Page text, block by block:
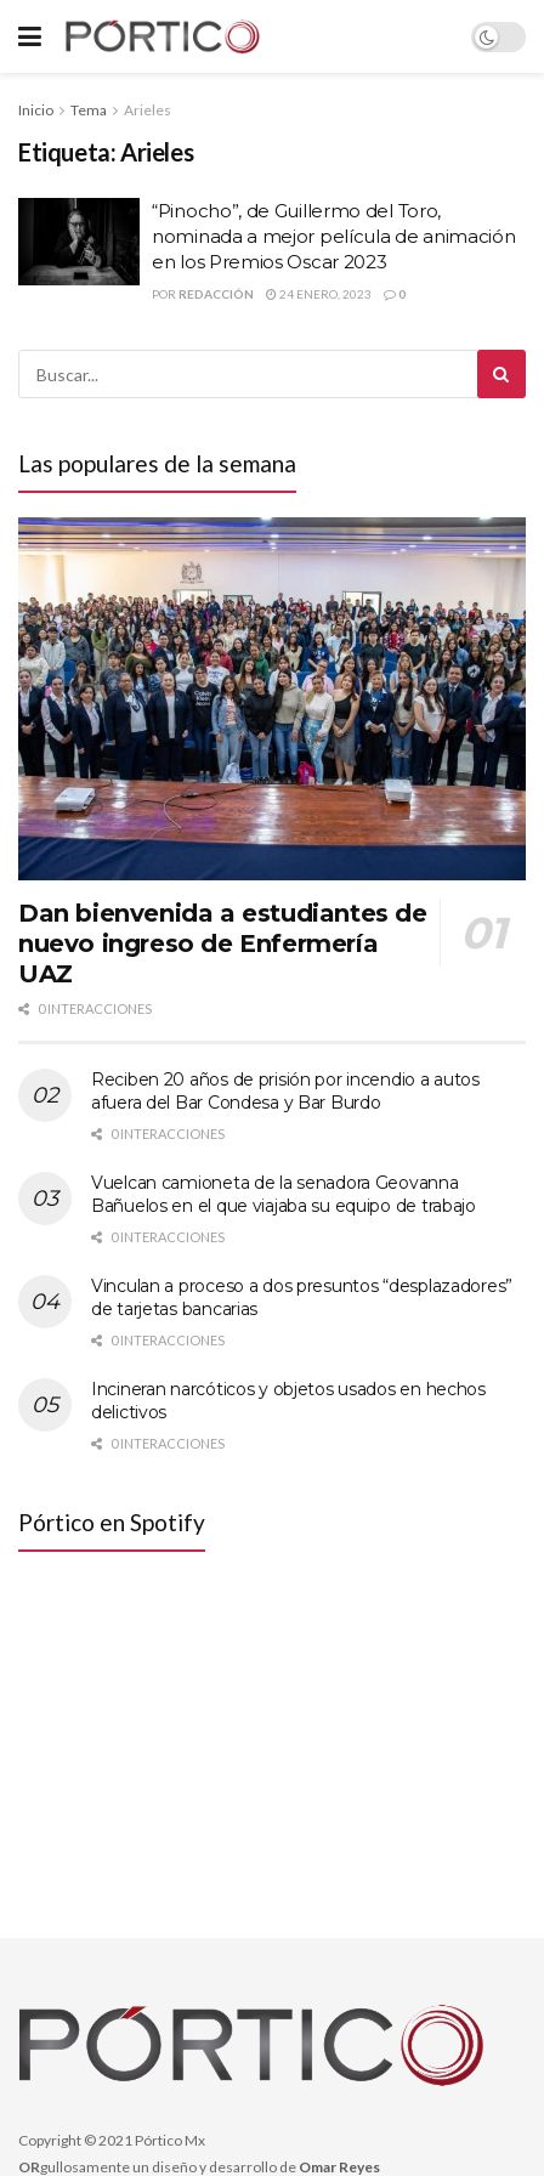
Inicio Tema Arieles
Etiqueta:Arieles
“Pinocho”, de Guillermo del Toro,
nominada a mejor película de animación
en los Premios Oscar 2023
POR REDACCIÓN 24 ENERO, 2023 0
Las populares de la semana
Dan bienvenida a estudiantes de
nuevo ingreso de Enfermería
UAZ
0 INTERACCIONES
Reciben 20 años de prisión por incendio a autos
afuera del Bar Condesa y Bar Burdo
0 INTERACCIONES
Vuelcan camioneta de la senadora Geovanna
Bañuelos en el que viajaba su equipo de trabajo
0 INTERACCIONES
Vinculan a proceso a dos presuntos “desplazadores”
de tarjetas bancarias
0 INTERACCIONES
Incineran narcóticos y objetos usados en hechos
delictivos
0 INTERACCIONES
Pórtico en Spotify
Copyright © 2021 Pórtico Mx
ORgullosamente un diseño y desarrollo de Omar Reyes